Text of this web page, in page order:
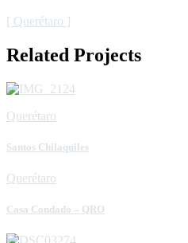
[ Querétaro ]
Related Projects
Querétaro
Santos Chilaquiles
Querétaro
Casa Condado – QRO